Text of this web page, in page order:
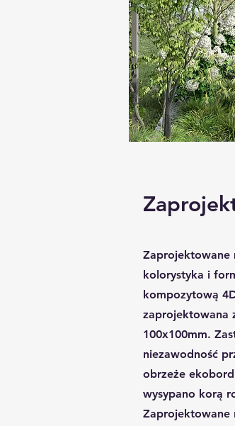
Zaprojektowane
kolorystyka i
kompozytową
zaprojektowana
100x100mm.
niezawodność
obrzeże
wysypano korą
Zaprojektowane